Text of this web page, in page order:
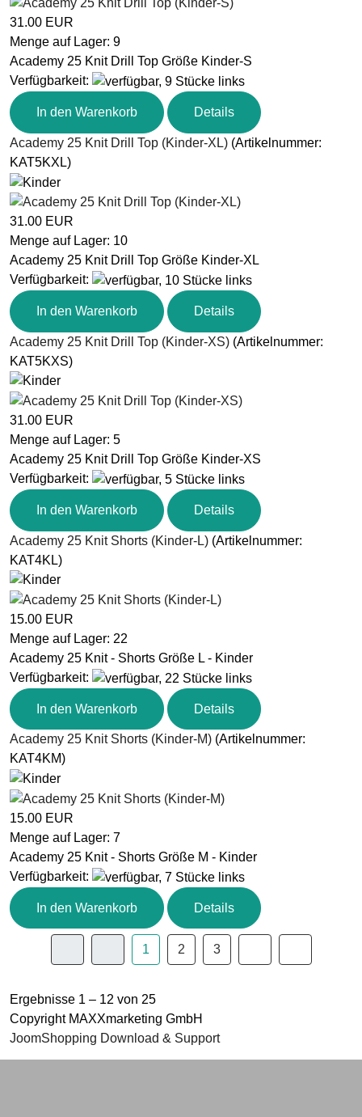
31.00 EUR
Menge auf Lager: 9
Academy 25 Knit Drill Top Größe Kinder-S
Verfügbarkeit:
In den Warenkorb Details
Academy 25 Knit Drill Top (Kinder-XL) (Artikelnummer:
KAT5KXL)
31.00 EUR
Menge auf Lager: 10
Academy 25 Knit Drill Top Größe Kinder-XL
Verfügbarkeit:
In den Warenkorb Details
Academy 25 Knit Drill Top (Kinder-XS) (Artikelnummer:
KAT5KXS)
31.00 EUR
Menge auf Lager: 5
Academy 25 Knit Drill Top Größe Kinder-XS
Verfügbarkeit:
In den Warenkorb Details
Academy 25 Knit Shorts (Kinder-L) (Artikelnummer:
KAT4KL)
15.00 EUR
Menge auf Lager: 22
Academy 25 Knit - Shorts Größe L - Kinder
Verfügbarkeit:
In den Warenkorb Details
Academy 25 Knit Shorts (Kinder-M) (Artikelnummer:
KAT4KM)
15.00 EUR
Menge auf Lager: 7
Academy 25 Knit - Shorts Größe M - Kinder
Verfügbarkeit:
In den Warenkorb Details
1 2 3
Ergebnisse 1 – 12 von 25
Copyright MAXXmarketing GmbH
JoomShopping Download & Support